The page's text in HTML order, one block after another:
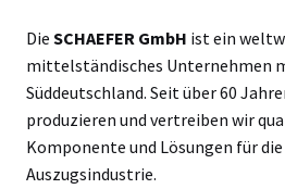
Die SCHAEFER GmbH ist ein
mittelständisches Unternehmen
Süddeutschland. Seit über 60
produzieren und vertreiben wir
Komponente und Lösungen für
Auszugsindustrie.